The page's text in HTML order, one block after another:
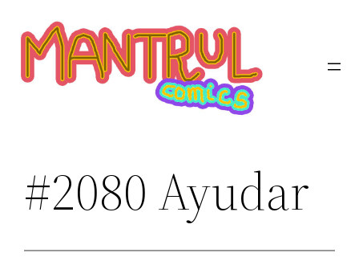
contenido
#2080 Ayudar